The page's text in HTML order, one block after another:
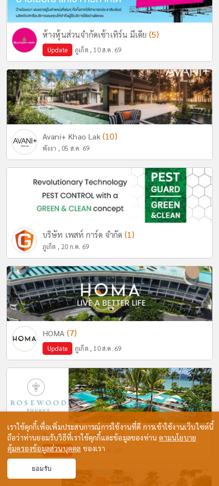
ห้างหุ้นส่วนจำกัดเซ้าเทิร์น มีเดีย (5)
Update ภูเก็ต , 10 ส.ค. 69
Avani+ Khao Lak (10)
พังงา , 05 ส.ค. 69
บริษัท เพสท์ การ์ด จำกัด (1)
ภูเก็ต , 20 ก.ค. 69
HOMA (7)
Update ภูเก็ต , 10 ส.ค. 69
Rosewood Phuket(15)
Update ภูเก็ต , 09 ส.ค. 69
เราใช้คุกกี้เพื่อเพิ่มประสบการณ์การใช้งานที่ดี การเข้าใช้งานเว็บไซต์นี้
ถือว่าท่านยอมรับวิธีที่เราใช้คุกกี้และข้อมูลของท่านตามนโยบาย
คุ้มครองข้อมูลส่วนบุคคล ของเรา
ยอมรับ